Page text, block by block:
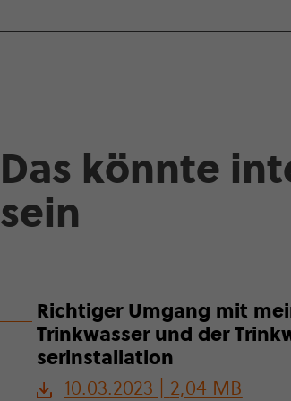
Das könnte
sein
Richtiger Umgang mit
Trink­was­ser und der
ser­in­stal­la­tion
10.03.2023 | 2,04 MB